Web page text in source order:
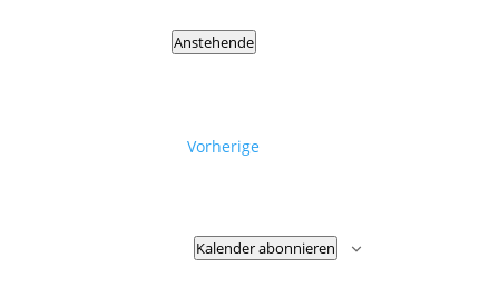
Anstehende
VorherigeVeranstaltungen
Kalender abonnieren